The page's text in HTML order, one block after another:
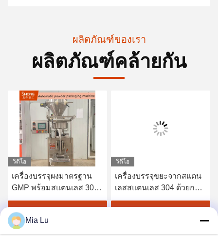
ผลิตภัณฑ์ของเรา
ผลิตภัณฑ์คล้ายกัน
วิดีโอ
เครื่องบรรจุผงมาตรฐาน
GMP พร้อมสแตนเลส 304
สำหรับการจ่ายและบรรจุ
ความเร็วสูง 400-3500 ถุง
ต่อชั่วโมง
วิดีโอ
เครื่องบรรจุขยะจากสแตน
เลสสแตนเลส 304 ด้วยการ
ควบคุมจอสัมผัส สําหรับ
Mia Lu